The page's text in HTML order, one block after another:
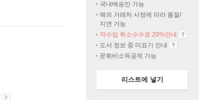
국내배송만 가능
해외 거래처 사정에 따라 품절/
지연 가능
직수입 취소수수료 20%안내
도서 정보 중 미표기 안내
문화비소득공제 가능
리스트에 넣기